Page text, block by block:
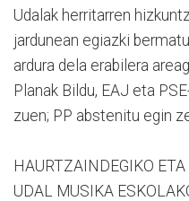
Udalak herritarren
jardunean egiazki
ardura dela erabilera
Planak Bildu, EAJ eta
zuen; PP abstenitu egin
HAURTZAINDEGIKO ETA
UDAL MUSIKA